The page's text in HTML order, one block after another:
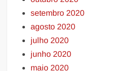
setembro 2020
agosto 2020
julho 2020
junho 2020
maio 2020